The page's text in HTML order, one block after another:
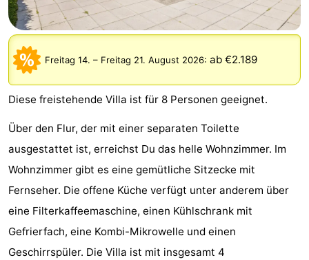
-
Park
Loverendale
-
Résidence
Campingplätze
-
Buitenhof
Domburg
Hof
Domburg
-
Westhove
Hotels
Freitag 14. – Freitag 21. August 2026: ab €2.189
Diese freistehende Villa ist für 8 Personen geeignet.
Über den Flur, der mit einer separaten Toilette
ausgestattet ist, erreichst Du das helle Wohnzimmer. Im
Wohnzimmer gibt es eine gemütliche Sitzecke mit
Fernseher. Die offene Küche verfügt unter anderem über
eine Filterkaffeemaschine, einen Kühlschrank mit
Gefrierfach, eine Kombi-Mikrowelle und einen
Geschirrspüler. Die Villa ist mit insgesamt 4